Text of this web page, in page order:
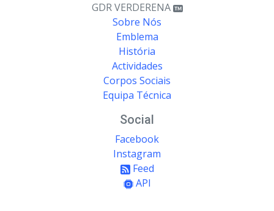
GDR VERDERENA
Sobre Nós
Emblema
História
Actividades
Corpos Sociais
Equipa Técnica
Social
Facebook
Instagram
Feed
API